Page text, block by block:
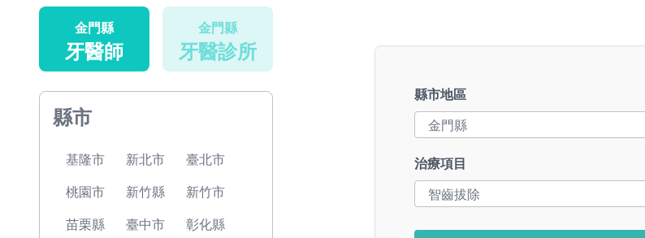
金門縣
牙醫師
金門縣
牙醫診所
縣市
基隆市 新北市 臺北市
桃園市 新竹縣 新竹市
苗栗縣 臺中市 彰化縣
縣市地區
治療項目